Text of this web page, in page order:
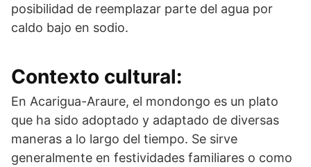
posibilidad de reemplazar parte del agua por
caldo bajo en sodio.
Contexto cultural:
En Acarigua-Araure, el mondongo es un plato
que ha sido adoptado y adaptado de diversas
maneras a lo largo del tiempo. Se sirve
generalmente en festividades familiares o como